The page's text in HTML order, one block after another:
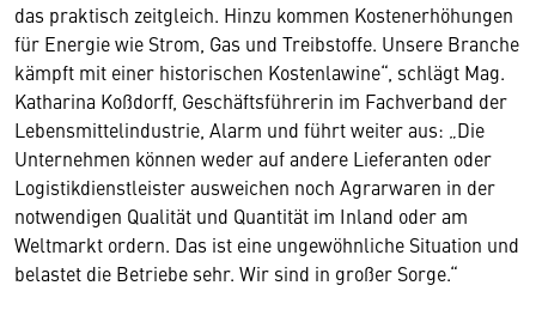
das praktisch zeitgleich. Hinzu kommen Kostenerhöhungen
für Energie wie Strom, Gas und Treibstoffe. Unsere Branche
kämpft mit einer historischen Kostenlawine“, schlägt Mag.
Katharina Koßdorff, Geschäftsführerin im Fachverband der
Lebensmittelindustrie, Alarm und führt weiter aus: „Die
Unternehmen können weder auf andere Lieferanten oder
Logistikdienstleister ausweichen noch Agrarwaren in der
notwendigen Qualität und Quantität im Inland oder am
Weltmarkt ordern. Das ist eine ungewöhnliche Situation und
belastet die Betriebe sehr. Wir sind in großer Sorge.“